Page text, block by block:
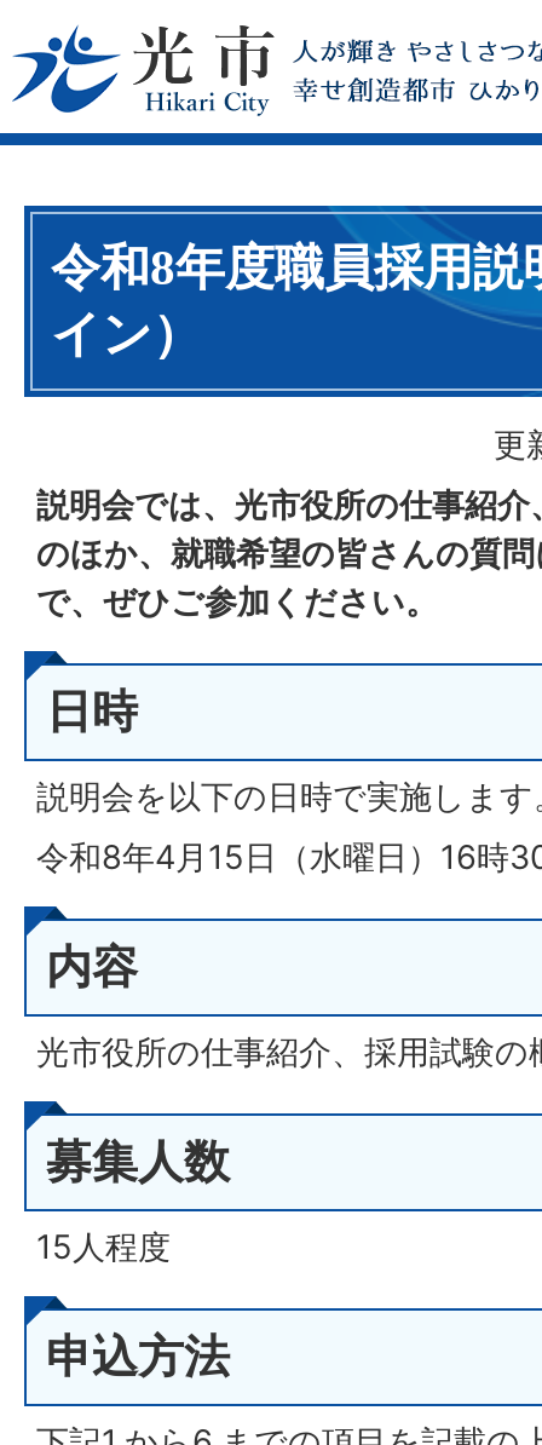
令和8年度職員採用
イン）
更
説明会では、光市役所の仕事紹
のほか、就職希望の皆さんの質
で、ぜひご参加ください。
日時
説明会を以下の日時で実施します
令和8年4月15日（水曜日）16時
内容
光市役所の仕事紹介、採用試験
募集人数
15人程度
申込方法